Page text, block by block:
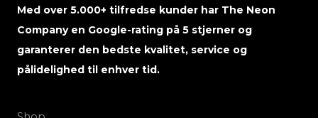
Med over 5.000+ tilfredse kunder har The Neon
Company en Google-rating på 5 stjerner og
garanterer den bedste kvalitet, service og
pålidelighed til enhver tid.